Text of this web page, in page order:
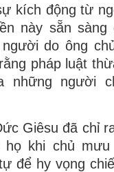
kích động từ
này sẵn sàng
do ông
pháp luật
những người
Giêsu đã chỉ
họ khi chủ
để hy vọng